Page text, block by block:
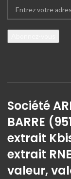
Société
BARRE
extrait
extrait
valeur,